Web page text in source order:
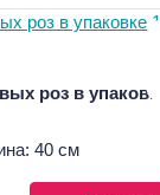
роз в упаковке
40 см